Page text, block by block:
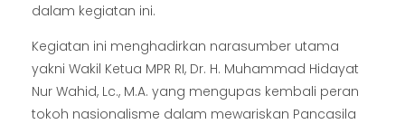
dalam kegiatan ini.
Kegiatan ini menghadirkan narasumber utama
yakni Wakil Ketua MPR RI, Dr. H. Muhammad Hidayat
Nur Wahid, Lc., M.A. yang mengupas kembali peran
tokoh nasionalisme dalam mewariskan Pancasila